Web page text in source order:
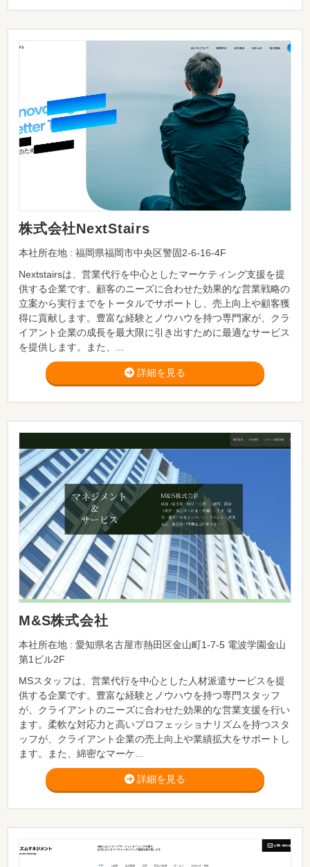
株式会社NextStairs
本社所在地 : 福岡県福岡市中央区警固2-6-16-4F
Nextstairsは、営業代行を中心としたマーケティング支援を提
供する企業です。顧客のニーズに合わせた効果的な営業戦略の
立案から実行までをトータルでサポートし、売上向上や顧客獲
得に貢献します。豊富な経験とノウハウを持つ専門家が、クラ
イアント企業の成長を最大限に引き出すために最適なサービス
を提供します。また、...
詳細を見る
M&S株式会社
本社所在地 : 愛知県名古屋市熱田区金山町1-7-5 電波学園金山
第1ビル2F
MSスタッフは、営業代行を中心とした人材派遣サービスを提
供する企業です。豊富な経験とノウハウを持つ専門スタッフ
が、クライアントのニーズに合わせた効果的な営業支援を行い
ます。柔軟な対応力と高いプロフェッショナリズムを持つスタ
ッフが、クライアント企業の売上向上や業績拡大をサポートし
ます。また、綿密なマーケ...
詳細を見る